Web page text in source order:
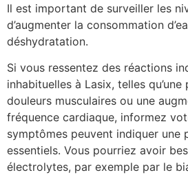
Il est important de surveiller les
d’augmenter la consommation
déshydratation.
Si vous ressentez des réactions
inhabituelles à Lasix, telles qu’une
douleurs musculaires ou une
fréquence cardiaque, informez
symptômes peuvent indiquer une
essentiels. Vous pourriez avoir
électrolytes, par exemple par le